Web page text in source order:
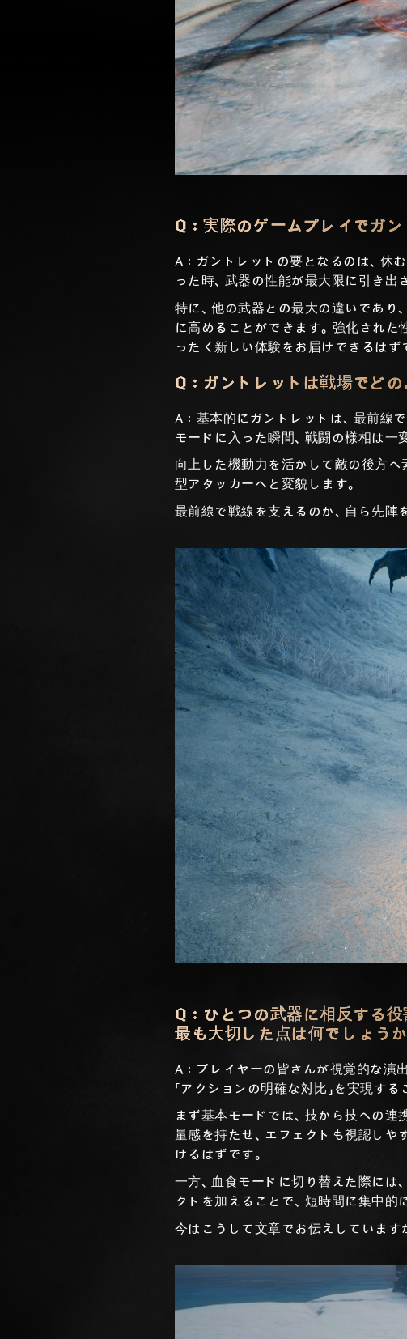
Q：実際のゲームプレイでガ
A：ガントレットの要となるのは、休
った時、武器の性能が最大限に引き出
特に、他の武器との最大の違いであり
に高めることができます。強化された
ったく新しい体験をお届けできるはず
Q：ガントレットは戦場でど
A：基本的にガントレットは、最前線
モードに入った瞬間、戦闘の様相は一
向上した機動力を活かして敵の後方
型アタッカーへと変貌します。
最前線で戦線を支えるのか、自ら先陣
Q：ひとつの武器に相反する
最も大切した点は何でしょうか
A：プレイヤーの皆さんが視覚的な演
「アクションの明確な対比」を実現す
まず基本モードでは、技から技への
量感を持たせ、エフェクトも視認しや
けるはずです。
一方、血食モードに切り替えた際には
クトを加えることで、短時間に集中的
今はこうして文章でお伝えしています